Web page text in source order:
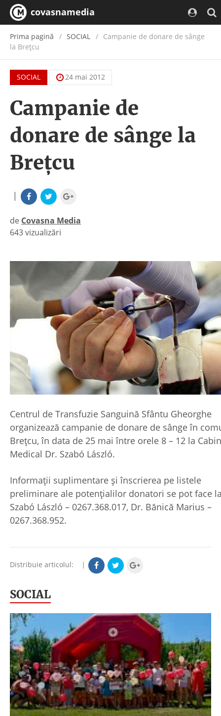
covasnamedia
Prima pagină SOCIAL
Campanie de donare de sânge
la Breţcu
SOCIAL 24 mai 2012
Campanie de
donare de sânge la
Breţcu
|
de Covasna Media
|
643 vizualizări
Centrul de Transfuzie Sanguină Sfântu Gheorghe
organizează campanie de donare de sânge în
Breţcu, în data de 25 mai între orele 8 – 12 la
Medical Dr. Szabó László.
Informaţii suplimentare şi înscrierea pe listele
preliminare ale potenţialilor donatori se pot face
Szabó László – 0267.368.017, Dr. Bănică Marius –
0267.368.952.
Distribuie articolul: |
SOCIAL